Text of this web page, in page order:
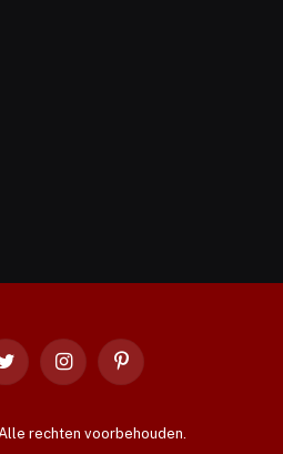
Twitter InstagramPinterest
rechten voorbehouden.